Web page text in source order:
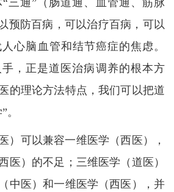
预防百病，可以治疗百病，可以
心脑血管和结节癌症的焦虑。
，正是道医治病调养的根本方
的理论方法特点，我们可以把道
。
）可以兼容一维医学（西医），
医）的不足；三维医学（道医）
中医）和一维医学（西医），并